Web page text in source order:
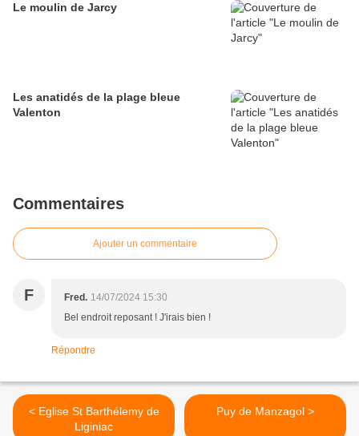
Le moulin de Jarcy
Les anatidés de la plage bleue
Valenton
Commentaires
Ajouter un commentaire
F Fred. 14/07/2024 15:30
Bel endroit reposant ! J'irais bien !
Répondre
< Eglise St Barthélemy de
Liginiac
Puy de Manzagol >